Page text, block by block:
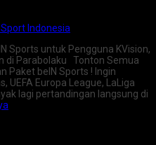
Indonesia
Sports untuk Pengguna KVision,
di Parabolaku Tonton Semua
Paket beIN Sports ! Ingin
UEFA Europa League, LaLiga
lagi pertandingan langsung di